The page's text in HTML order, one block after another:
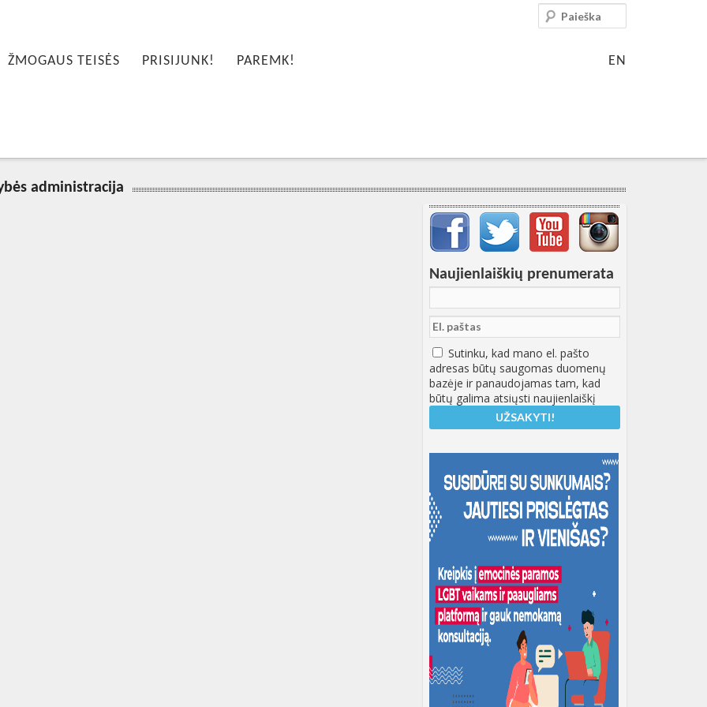
ŽMOGAUS TEISĖS PRISIJUNK! PAREMK! EN
Paieška
administracija
Svarbių įrašų meniu
Naujienlaiškių prenumerata
Sutinku, kad mano el. pašto
adresas būtų saugomas duomenų
bazėje ir panaudojamas tam, kad
būtų galima atsiųsti naujienlaiškį